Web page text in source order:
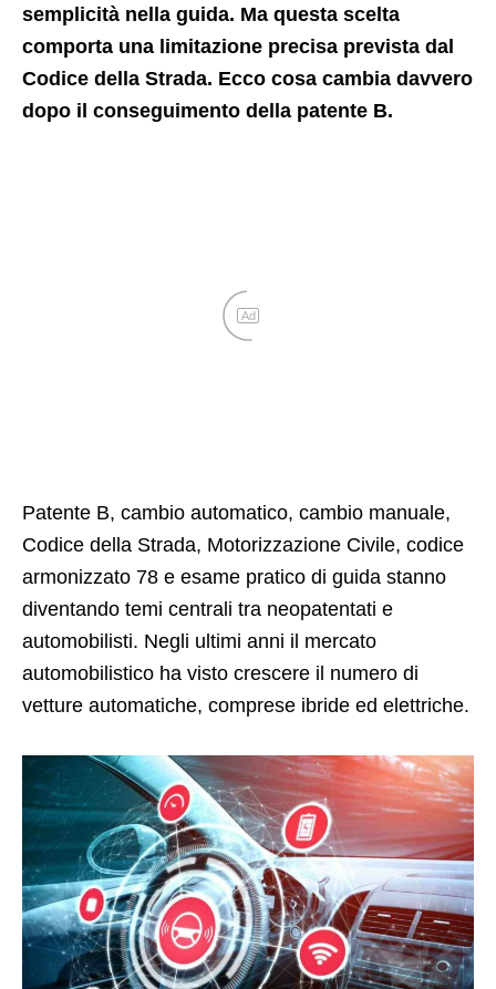
semplicità nella guida. Ma questa scelta
comporta una limitazione precisa prevista dal
Codice della Strada. Ecco cosa cambia davvero
dopo il conseguimento della patente B.
Ad
Patente B, cambio automatico, cambio manuale,
Codice della Strada, Motorizzazione Civile, codice
armonizzato 78 e esame pratico di guida stanno
diventando temi centrali tra neopatentati e
automobilisti. Negli ultimi anni il mercato
automobilistico ha visto crescere il numero di
vetture automatiche, comprese ibride ed elettriche.